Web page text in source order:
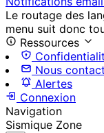
Le routage des
menu suit donc
Ressources
Nous
Alertes
Connexion
Navigation
Sismique Zone